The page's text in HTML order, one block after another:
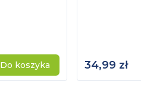
Do koszyka 34,99 zł